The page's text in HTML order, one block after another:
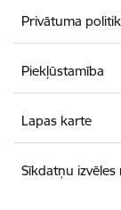
Privātuma
Piekļūstamība
Lapas karte
Sīkdatņu izvēles